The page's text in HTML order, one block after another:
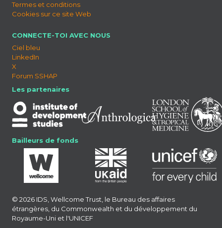
Termes et conditions
Cookies sur ce site Web
CONNECTE-TOI AVEC NOUS
Ciel bleu
LinkedIn
X
Forum SSHAP
Les partenaires
Bailleurs de fonds
© 2026 IDS, Wellcome Trust, le Bureau des affaires
étrangères, du Commonwealth et du développement du
Royaume-Uni et l'UNICEF